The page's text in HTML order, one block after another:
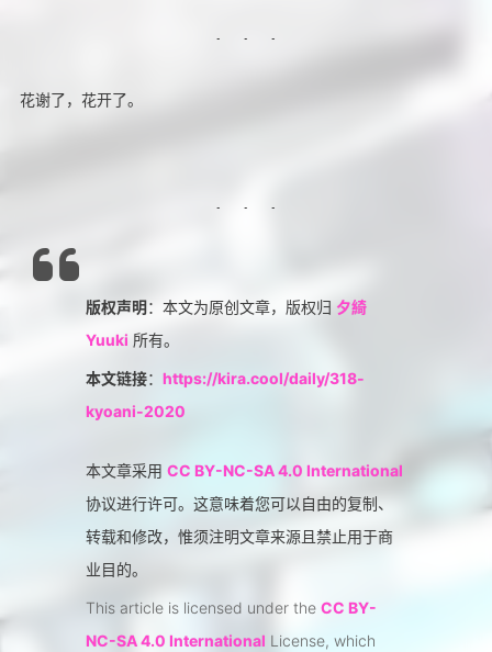
花谢了，花开了。
版权声明：本文为原创文章，版权归 夕綺
Yuuki 所有。
本文链接： https://kira.cool/daily/318-
kyoani-2020
本文章采用 CC BY-NC-SA 4.0 International
协议进行许可。这意味着您可以自由的复制、
转载和修改，惟须注明文章来源且禁止用于商
业目的。
This article is licensed under the CC BY-
NC-SA 4.0 International License, which